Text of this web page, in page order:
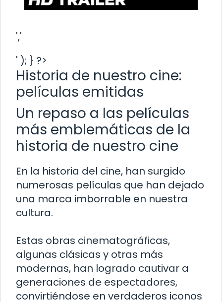
','
' ); } ?>
Historia de nuestro cine:
películas emitidas
Un repaso a las películas
más emblemáticas de la
historia de nuestro cine
En la historia del cine, han surgido
numerosas películas que han dejado
una marca imborrable en nuestra
cultura.
Estas obras cinematográficas,
algunas clásicas y otras más
modernas, han logrado cautivar a
generaciones de espectadores,
convirtiéndose en verdaderos iconos